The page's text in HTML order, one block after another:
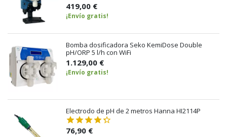
419,00 €
¡Envío gratis!
Bomba dosificadora Seko KemiDose Double
pH/ORP 5 l/h con WiFi
1.129,00 €
¡Envío gratis!
Electrodo de pH de 2 metros Hanna HI2114P
76,90 €